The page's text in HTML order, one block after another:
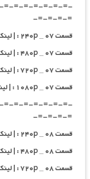
=-=-=-=-=-=-
=-=-=-=-
قسمت ۰۷ _ ۲۴۰p : | لینک مستقیم | دوبله فارسی
قسمت ۰۷ _ ۴۸۰p : | لینک مستقیم | دوبله فارسی
قسمت ۰۷ _ ۷۲۰p : | لینک مستقیم | دوبله فارسی
قسمت ۰۷ _ ۱۰۸۰p : | لینک مستقیم | دوبله فارسی
=-=-=-=-=-=-
=-=-=-=-
قسمت ۰۸ _ ۲۴۰p : | لینک مستقیم | دوبله فارسی
قسمت ۰۸ _ ۴۸۰p : | لینک مستقیم | دوبله فارسی
قسمت ۰۸ _ ۷۲۰p : | لینک مستقیم | دوبله فارسی